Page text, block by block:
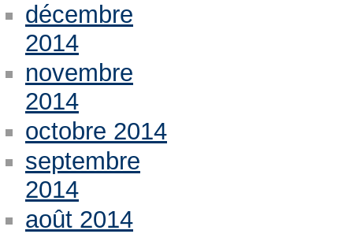
décembre
2014
novembre
2014
octobre 2014
septembre
2014
août 2014